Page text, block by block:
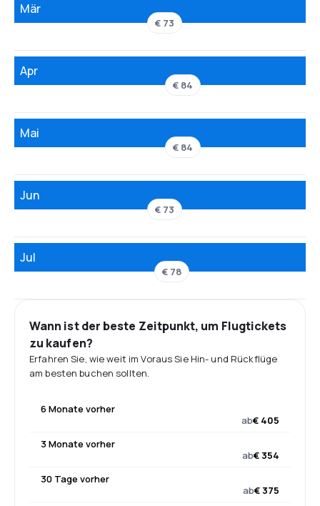
Mär
€ 73
Apr
€ 84
Mai
€ 84
Jun
€ 73
Jul
€ 78
Wann ist der beste Zeitpunkt, um Flugtickets
zu kaufen?
Erfahren Sie, wie weit im Voraus Sie Hin- und Rückflüge
am besten buchen sollten.
6 Monate vorher
ab€ 405
3 Monate vorher
ab€ 354
30 Tage vorher
ab€ 375